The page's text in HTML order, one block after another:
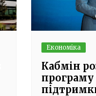
Економіка
Кабмін
програму